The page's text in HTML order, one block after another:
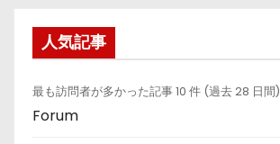
人気記事
最も訪問者が多かった記事 10 件 (過去 28 日間)
Forum